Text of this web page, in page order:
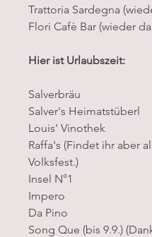
Trattoria Sardegna
Flori Cafè Bar (wieder
Hier ist Urlaubszeit:
Salverbräu
Salver's Heimatstüberl
Louis' Vinothek
Raffa's (Findet ihr aber
Volksfest.)
Insel N°1
Impero
Da Pino
Song Que (bis 9.9.)